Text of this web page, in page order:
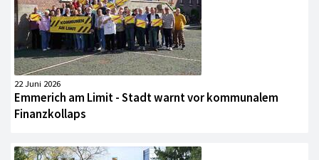
22 Juni 2026
Emmerich am Limit - Stadt warnt vor kommunalem
Finanzkollaps